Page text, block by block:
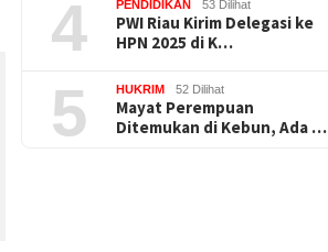
4 PENDIDIKAN 53 Dilihat
PWI Riau Kirim Delegasi ke
HPN 2025 di K…
5 HUKRIM 52 Dilihat
Mayat Perempuan
Ditemukan di Kebun, Ada …